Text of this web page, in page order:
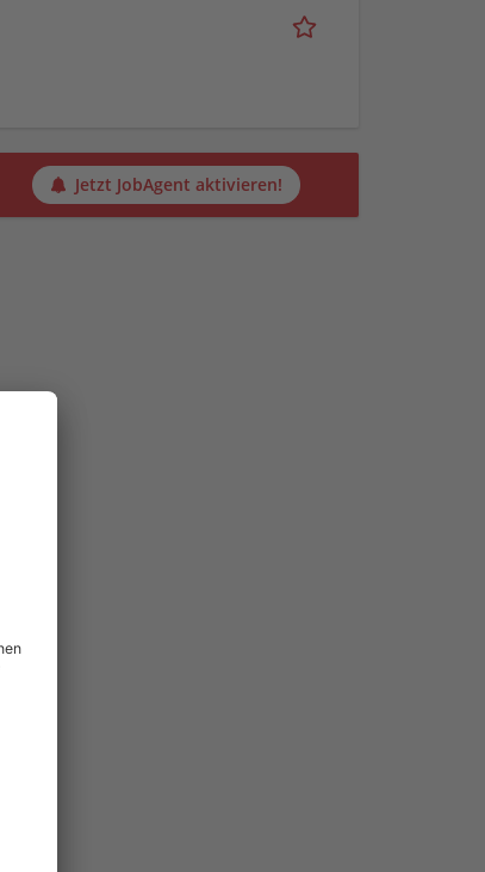
Jetzt JobAgent aktivieren!